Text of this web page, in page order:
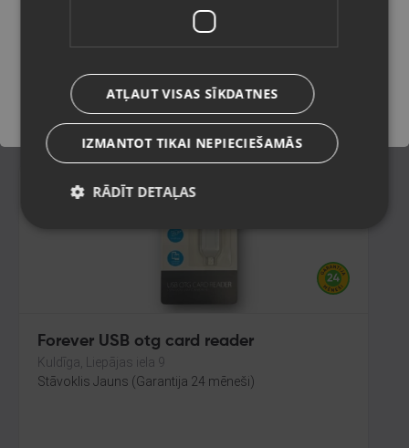
Stāvoklis Jauns (Garantija 24 mēneši)
€
Forever USB otg card reader
Kuldīga, Liepājas iela 9
Stāvoklis Jauns (Garantija 24 mēneši)
Saglabāt
ATĻAUT VISAS SĪKDATNES
IZMANTOT TIKAI NEPIECIEŠAMĀS
RĀDĪT DETAĻAS